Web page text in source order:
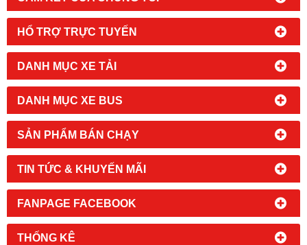
HỔ TRỢ TRỰC TUYẾN
DANH MỤC XE TẢI
DANH MỤC XE BUS
SẢN PHẨM BÁN CHẠY
TIN TỨC & KHUYẾN MÃI
FANPAGE FACEBOOK
THỐNG KÊ